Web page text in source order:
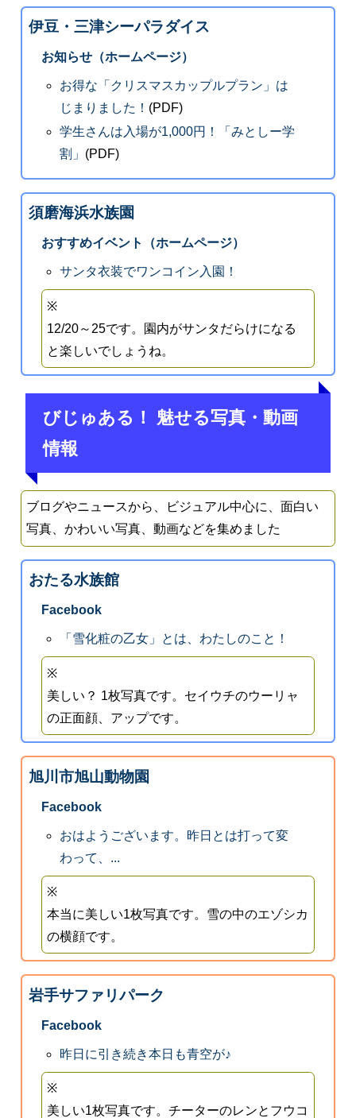
伊豆・三津シーパラダイス
お知らせ（ホームページ）
お得な「クリスマスカップルプラン」は
じまりました！ (PDF)
学生さんは入場が1,000円！「みとしー学
割」 (PDF)
須磨海浜水族園
おすすめイベント（ホームページ）
サンタ衣装でワンコイン入園！
※
12/20～25です。園内がサンタだらけになる
と楽しいでしょうね。
びじゅある！ 魅せる写真・動画
情報
ブログやニュースから、ビジュアル中心に、面白い
写真、かわいい写真、動画などを集めました
おたる水族館
Facebook
「雪化粧の乙女」とは、わたしのこと！
※
美しい？ 1枚写真です。セイウチのウーリャ
の正面顔、アップです。
旭川市旭山動物園
Facebook
おはようございます。昨日とは打って変
わって、...
※
本当に美しい1枚写真です。雪の中のエゾシカ
の横顔です。
岩手サファリパーク
Facebook
昨日に引き続き本日も青空が♪
※
美しい1枚写真です。チーターのレンとフウコ